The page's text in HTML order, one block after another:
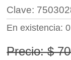
Clave:
En existencia:
Precio: $